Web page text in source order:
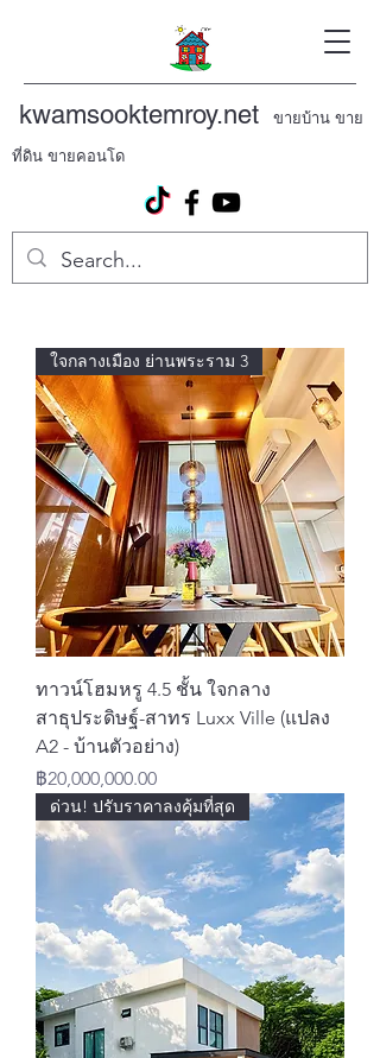
kwamsooktemroy.net ขายบ้าน ขาย
ที่ดิน ขายคอนโด
ใจกลางเมือง ย่านพระราม 3
ทาวน์โฮมหรู 4.5 ชั้น ใจกลาง
สาธุประดิษฐ์-สาทร Luxx Ville (แปลง
A2 - บ้านตัวอย่าง)
ราคา
฿20,000,000.00
ด่วน! ปรับราคาลงคุ้มที่สุด